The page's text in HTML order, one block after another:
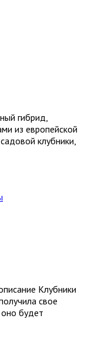
гибрид,
из европейской
клубники,
Клубники
свое
оно будет